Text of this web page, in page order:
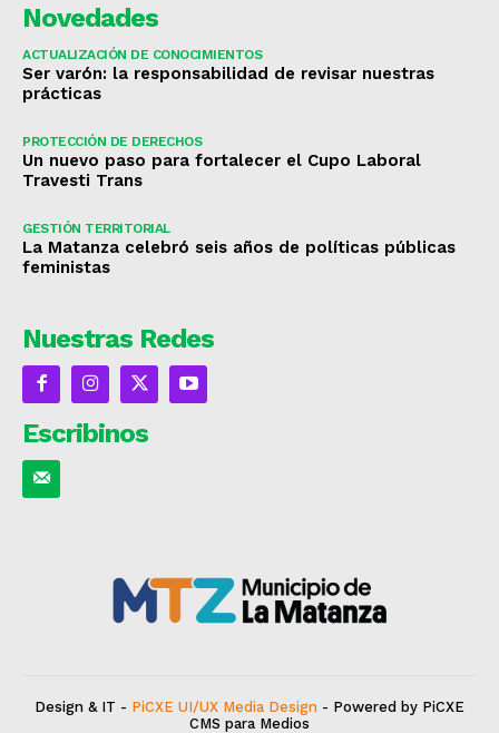
Novedades
ACTUALIZACIÓN DE CONOCIMIENTOS
Ser varón: la responsabilidad de revisar nuestras
prácticas
PROTECCIÓN DE DERECHOS
Un nuevo paso para fortalecer el Cupo Laboral
Travesti Trans
GESTIÓN TERRITORIAL
La Matanza celebró seis años de políticas públicas
feministas
Nuestras Redes
Escribinos
Design & IT - PiCXE UI/UX Media Design - Powered by PiCXE
CMS para Medios